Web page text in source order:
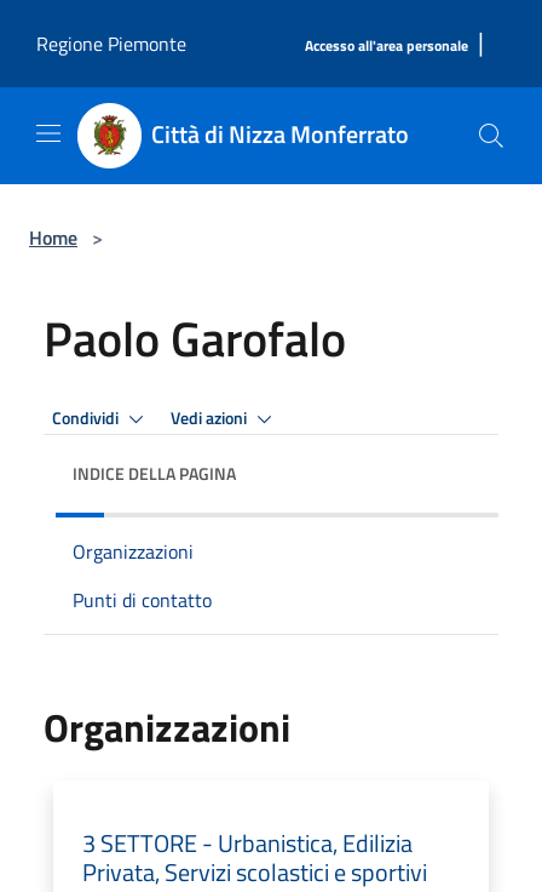
Regione Piemonte
Accesso all'area personale |
Città di Nizza Monferrato
Home >
Paolo Garofalo
Condividi Vedi azioni
INDICE DELLA PAGINA
Organizzazioni
Punti di contatto
Organizzazioni
3 SETTORE - Urbanistica, Edilizia
Privata, Servizi scolastici e sportivi